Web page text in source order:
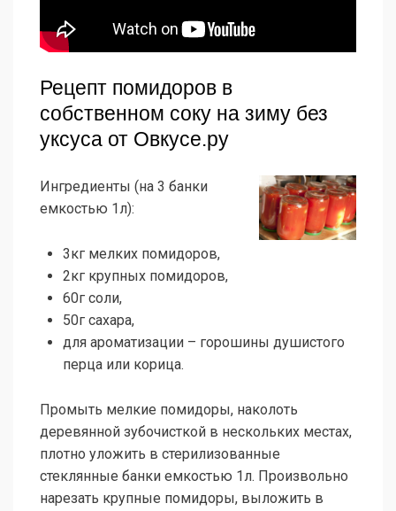
Рецепт помидоров в
собственном соку на зиму без
уксуса от Овкусе.ру
Ингредиенты (на 3 банки
емкостью 1л):
3кг мелких помидоров,
2кг крупных помидоров,
60г соли,
50г сахара,
для ароматизации – горошины душистого
перца или корица.
Промыть мелкие помидоры, наколоть
деревянной зубочисткой в нескольких местах,
плотно уложить в стерилизованные
стеклянные банки емкостью 1л. Произвольно
нарезать крупные помидоры, выложить в